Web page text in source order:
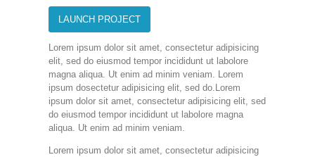
LAUNCH PROJECT
Lorem ipsum dolor sit amet, consectetur adipisicing
elit, sed do eiusmod tempor incididunt ut labolore
magna aliqua. Ut enim ad minim veniam. Lorem
ipsum dosectetur adipisicing elit, sed do.Lorem
ipsum dolor sit amet, consectetur adipisicing elit, sed
do eiusmod tempor incididunt ut labolore magna
aliqua. Ut enim ad minim veniam.
Lorem ipsum dolor sit amet, consectetur adipisicing